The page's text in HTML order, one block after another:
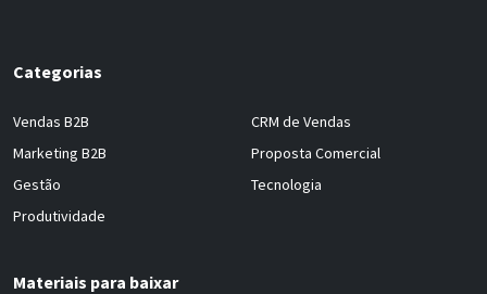
Categorias
Vendas B2B
Marketing B2B
Gestão
Produtividade
CRM de Vendas
Proposta Comercial
Tecnologia
Materiais para baixar